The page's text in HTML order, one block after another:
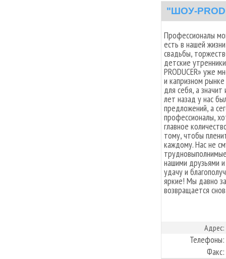
"ШОУ-
Профессионалы
есть в нашей
свадьбы,
детские
PRODUCER» уже
и капризном
для себя, а
лет назад у нас
предложений, а
профессионалы,
главное
тому, чтобы
каждому. Нас не
нашими друзьями
удачу и
яркие! Мы давно
возвращается
Адрес:
Телефоны:
Факс: